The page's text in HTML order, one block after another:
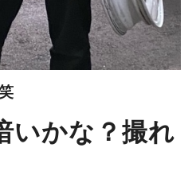
いかな？撮れ